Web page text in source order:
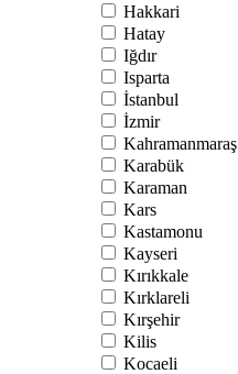
Hakkari
Hatay
Iğdır
Isparta
İstanbul
İzmir
Kahramanmaraş
Karabük
Karaman
Kars
Kastamonu
Kayseri
Kırıkkale
Kırklareli
Kırşehir
Kilis
Kocaeli